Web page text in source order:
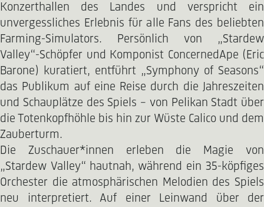
Konzerthallen des Landes und verspricht ein
unvergessliches Erlebnis für alle Fans des beliebten
Farming-Simulators. Persönlich von „Stardew
Valley“-Schöpfer und Komponist ConcernedApe (Eric
Barone) kuratiert, entführt „Symphony of Seasons“
das Publikum auf eine Reise durch die Jahreszeiten
und Schauplätze des Spiels – von Pelikan Stadt über
die Totenkopfhöhle bis hin zur Wüste Calico und dem
Zauberturm.
Die Zuschauer*innen erleben die Magie von
„Stardew Valley“ hautnah, während ein 35-köpfiges
Orchester die atmosphärischen Melodien des Spiels
neu interpretiert. Auf einer Leinwand über der